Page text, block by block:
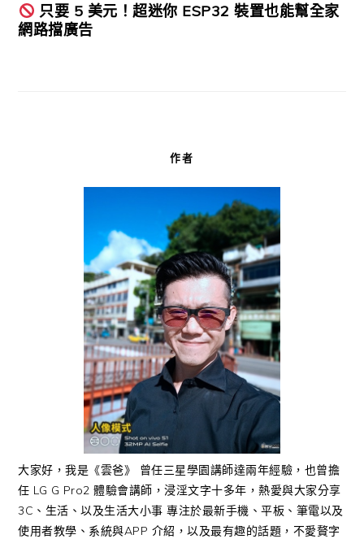
只要 5 美元！超迷你 ESP32 裝置也能幫全家
網路擋廣告
作者
大家好，我是《雲爸》 曾任三星學園講師達兩年經驗，也曾擔
任 LG G Pro2 體驗會講師，浸淫文字十多年，熱愛與大家分享
3C、生活、以及生活大小事 專注於最新手機、平板、筆電以及
使用者教學、系統與APP 介紹，以及最有趣的話題，不愛贅字